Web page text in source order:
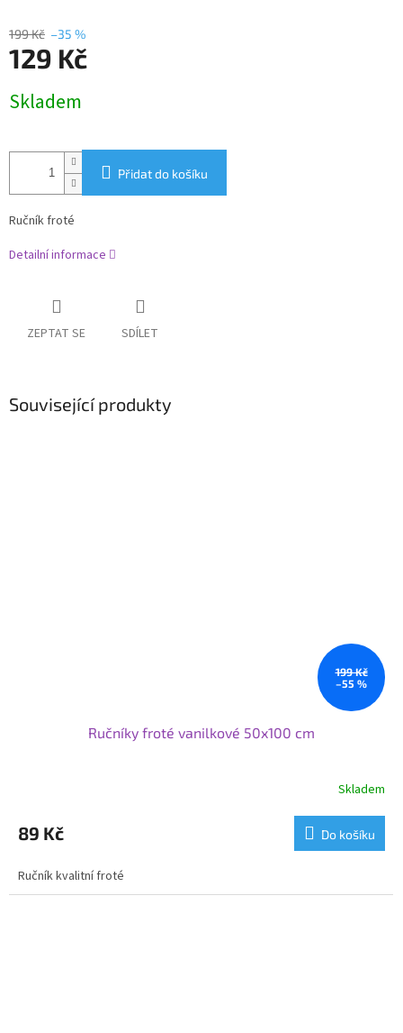
199 Kč –35 %
129 Kč
cena:
Skladem
Přidat do košíku
Ručník froté
Detailní informace
ZEPTAT SE SDÍLET
Související produkty
199 Kč
–55 %
Ručníky froté vanilkové 50x100 cm
Skladem
89 Kč Do košíku
Ručník kvalitní froté